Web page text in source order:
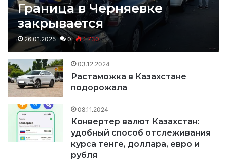
Граница в Черняевке
закрывается
26.01.2025 0 1 730
03.12.2024
Растаможка в Казахстане
подорожала
08.11.2024
Конвертер валют Казахстан:
удобный способ отслеживания
курса тенге, доллара, евро и
рубля